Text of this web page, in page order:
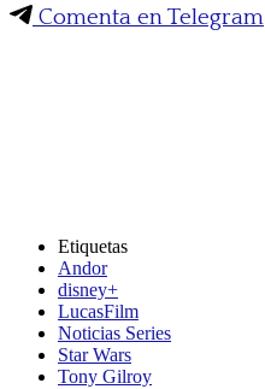
Comenta en Telegram
Etiquetas
Andor
disney+
LucasFilm
Noticias Series
Star Wars
Tony Gilroy